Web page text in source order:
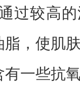
过较高
，使肌
一些抗